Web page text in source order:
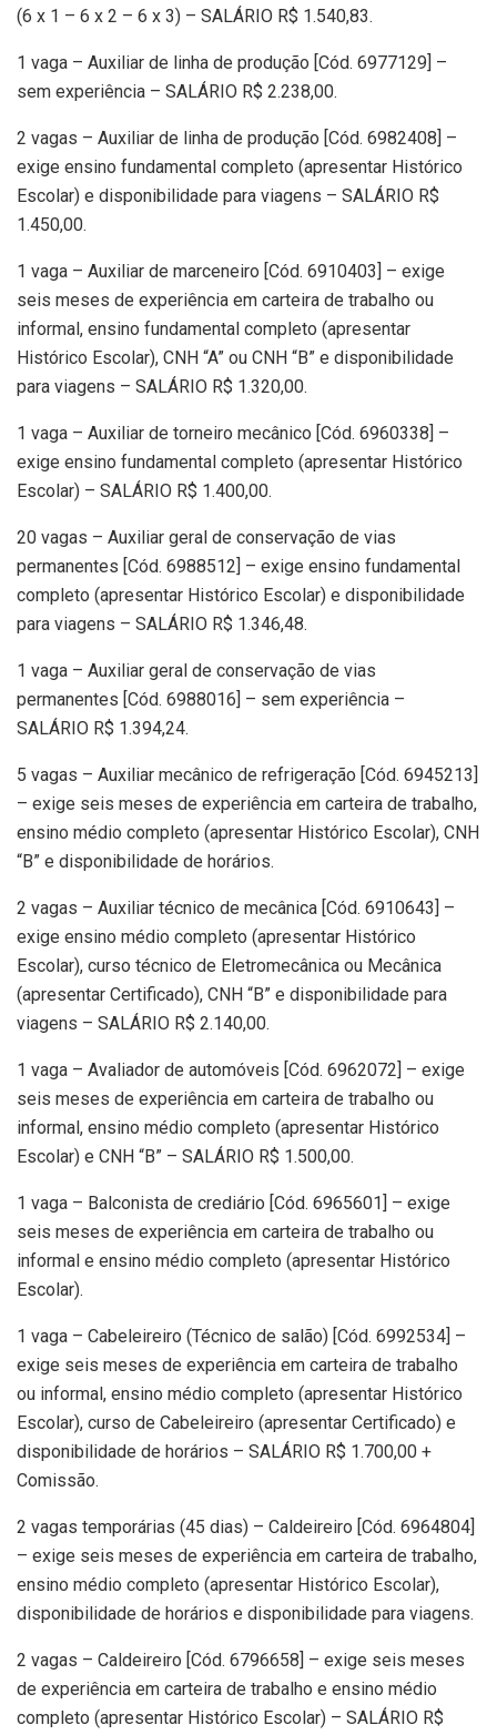
(6 x 1 – 6 x 2 – 6 x 3) – SALÁRIO R$ 1.540,83.
1 vaga – Auxiliar de linha de produção [Cód. 6977129] –
sem experiência – SALÁRIO R$ 2.238,00.
2 vagas – Auxiliar de linha de produção [Cód. 6982408] –
exige ensino fundamental completo (apresentar Histórico
Escolar) e disponibilidade para viagens – SALÁRIO R$
1.450,00.
1 vaga – Auxiliar de marceneiro [Cód. 6910403] – exige
seis meses de experiência em carteira de trabalho ou
informal, ensino fundamental completo (apresentar
Histórico Escolar), CNH “A” ou CNH “B” e disponibilidade
para viagens – SALÁRIO R$ 1.320,00.
1 vaga – Auxiliar de torneiro mecânico [Cód. 6960338] –
exige ensino fundamental completo (apresentar Histórico
Escolar) – SALÁRIO R$ 1.400,00.
20 vagas – Auxiliar geral de conservação de vias
permanentes [Cód. 6988512] – exige ensino fundamental
completo (apresentar Histórico Escolar) e disponibilidade
para viagens – SALÁRIO R$ 1.346,48.
1 vaga – Auxiliar geral de conservação de vias
permanentes [Cód. 6988016] – sem experiência –
SALÁRIO R$ 1.394,24.
5 vagas – Auxiliar mecânico de refrigeração [Cód. 6945213]
– exige seis meses de experiência em carteira de trabalho,
ensino médio completo (apresentar Histórico Escolar), CNH
“B” e disponibilidade de horários.
2 vagas – Auxiliar técnico de mecânica [Cód. 6910643] –
exige ensino médio completo (apresentar Histórico
Escolar), curso técnico de Eletromecânica ou Mecânica
(apresentar Certificado), CNH “B” e disponibilidade para
viagens – SALÁRIO R$ 2.140,00.
1 vaga – Avaliador de automóveis [Cód. 6962072] – exige
seis meses de experiência em carteira de trabalho ou
informal, ensino médio completo (apresentar Histórico
Escolar) e CNH “B” – SALÁRIO R$ 1.500,00.
1 vaga – Balconista de crediário [Cód. 6965601] – exige
seis meses de experiência em carteira de trabalho ou
informal e ensino médio completo (apresentar Histórico
Escolar).
1 vaga – Cabeleireiro (Técnico de salão) [Cód. 6992534] –
exige seis meses de experiência em carteira de trabalho
ou informal, ensino médio completo (apresentar Histórico
Escolar), curso de Cabeleireiro (apresentar Certificado) e
disponibilidade de horários – SALÁRIO R$ 1.700,00 +
Comissão.
2 vagas temporárias (45 dias) – Caldeireiro [Cód. 6964804]
– exige seis meses de experiência em carteira de trabalho,
ensino médio completo (apresentar Histórico Escolar),
disponibilidade de horários e disponibilidade para viagens.
2 vagas – Caldeireiro [Cód. 6796658] – exige seis meses
de experiência em carteira de trabalho e ensino médio
completo (apresentar Histórico Escolar) – SALÁRIO R$